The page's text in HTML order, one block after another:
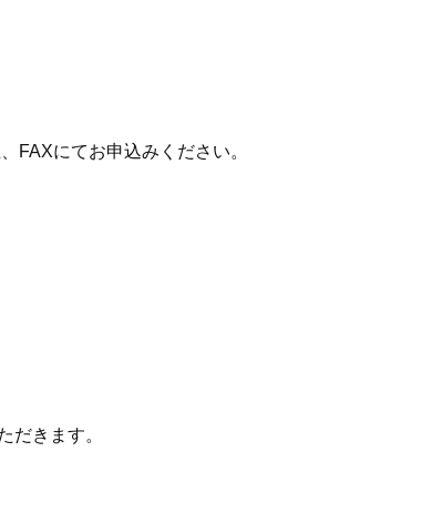
FAXにてお申込みください。
だきます。